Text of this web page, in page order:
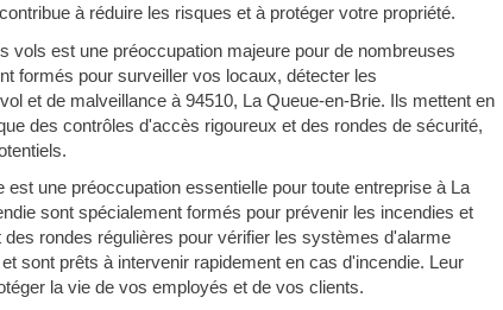
à réduire les risques et à protéger votre propriété.
vols est une préoccupation majeure pour de nombreuses
formés pour surveiller vos locaux, détecter les
et de malveillance à 94510, La Queue-en-Brie. Ils mettent en
des contrôles d'accès rigoureux et des rondes de sécurité,
est une préoccupation essentielle pour toute entreprise à La
sont spécialement formés pour prévenir les incendies et
rondes régulières pour vérifier les systèmes d'alarme
sont prêts à intervenir rapidement en cas d'incendie. Leur
la vie de vos employés et de vos clients.